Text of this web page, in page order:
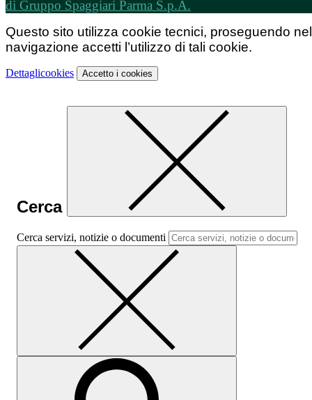
di Gruppo Spaggiari Parma S.p.A.
Questo sito utilizza cookie tecnici, proseguendo
navigazione accetti l’utilizzo di tali cookie.
Dettaglicookies Accetto i cookies
Cerca
Cerca servizi, notizie o documenti